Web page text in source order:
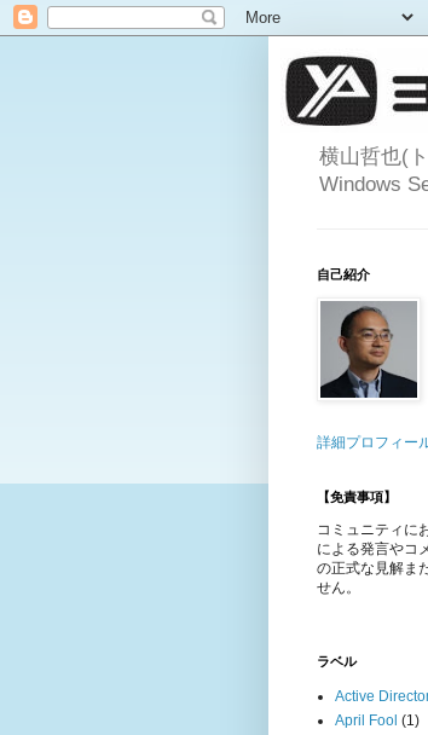
横山哲也(
Windows
自己紹介
詳細プロフィー
【免責事項】
コミュニティに
による発言やコ
の正式な見解ま
せん。
ラベル
Active
April Fool (1)